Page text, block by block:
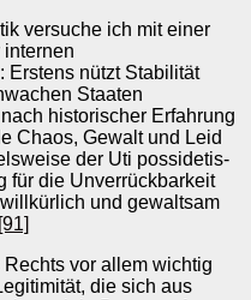
versuche ich mit einer
internen
Erstens nützt Stabilität
Staaten
historischer Erfahrung
Chaos, Gewalt und Leid
der Uti possidetis-
für die Unverrückbarkeit
und gewaltsam
[91]
vor allem wichtig
die sich aus